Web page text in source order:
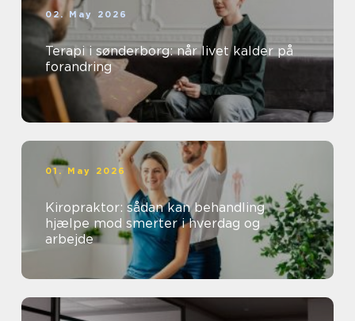
02. May 2026
Terapi i sønderborg: når livet kalder på
forandring
01. May 2026
Kiropraktor: sådan kan behandling
hjælpe mod smerter i hverdag og
arbejde